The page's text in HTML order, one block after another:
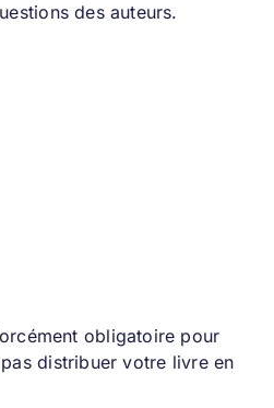
des auteurs.
obligatoire pour
distribuer votre livre en